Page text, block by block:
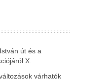
út és a
X.
várhatók